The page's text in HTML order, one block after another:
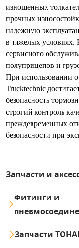
изношенных
прочных
надежную
в тяжелых условиях.
сервисного
полуприцепов и
При использовании
Trucktechnic
безопасность
строгий контроль
преждевременных
безопасности при
Запчасти и
Фитинги и
Запчасти